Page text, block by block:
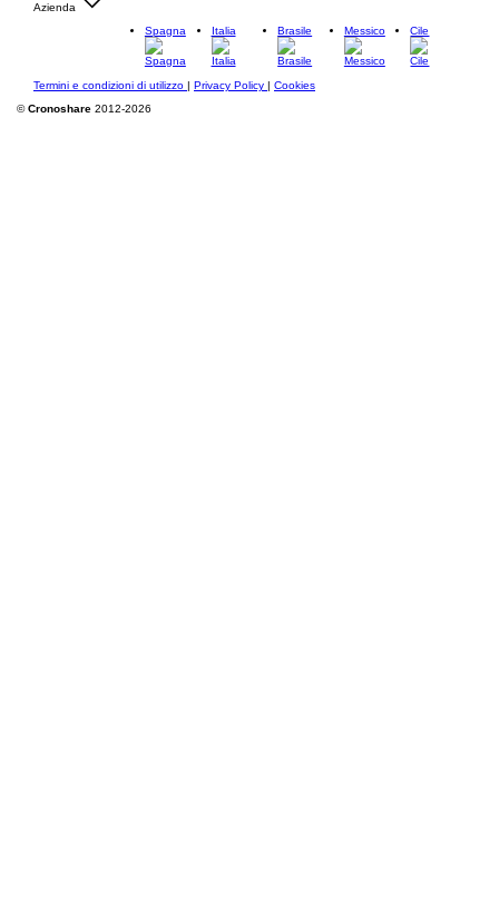
Azienda
Spagna
Italia Brasile Messico Cile
Termini e condizioni di utilizzo | Privacy Policy | Cookies
©Cronoshare 2012-2026